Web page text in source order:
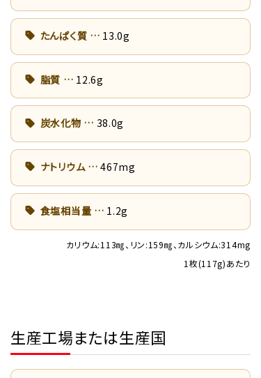
たんぱく質 13.0g
脂質 12.6g
炭水化物 38.0g
ナトリウム 467mg
食塩相当量 1.2g
カリウム:113㎎、リン:159㎎、カルシウム:314mg
1枚(117g)あたり
生産工場または生産国